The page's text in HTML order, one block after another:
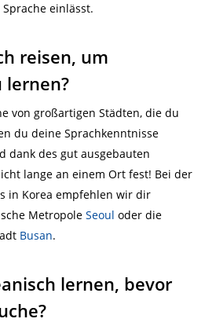
einlässt.
reisen, um
lernen?
von großartigen Städten, die du
du deine Sprachkenntnisse
dank des gut ausgebauten
lange an einem Ort fest! Bei der
in Korea empfehlen wir dir
Metropole Seoul oder die
Busan.
lernen, bevor